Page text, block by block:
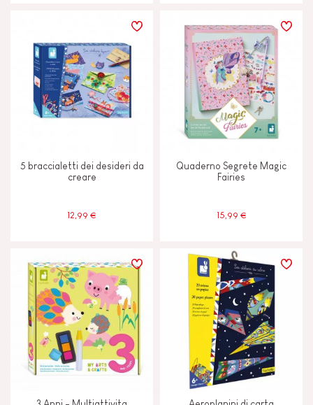
5 braccialetti dei desideri da
creare
12,99 €
Quaderno Segrete Magic
Fairies
15,99 €